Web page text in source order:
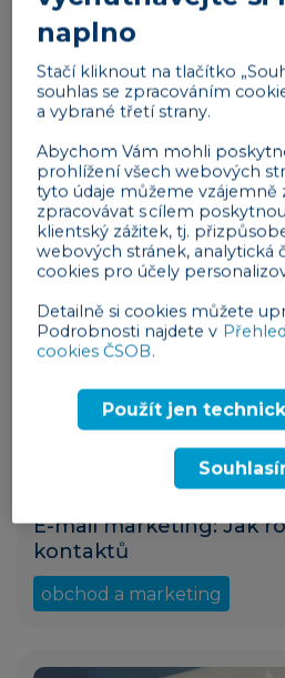
4 min
Pravidla obchodní
podnikatele
E-mail marketing: Jak
kontaktů
obchod a marketing
naplno
Stačí kliknout na tlačítko
souhlas se zpracováním
a vybrané třetí strany.
Abychom Vám mohli
prohlížení všech webových
tyto údaje můžeme vzájemně
zpracovávat s cílem
klientský zážitek, tj.
webových stránek, analytická
cookies pro účely
Detailně si cookies můžete
Podrobnosti najdete v
cookies ČSOB.
Použít jen